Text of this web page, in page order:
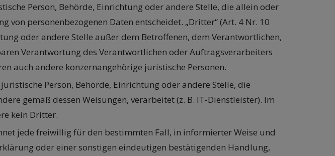
Person, Behörde, Einrichtung oder andere Stelle, die allein oder
personenbezogenen Daten entscheidet. „Dritter“ (Art. 4 Nr. 10
oder andere Stelle außer dem Betroffenen, dem Verantwortlichen,
Verantwortung des Verantwortlichen oder Auftragsverarbeiters
auch andere konzernangehörige juristische Personen.
Person, Behörde, Einrichtung oder andere Stelle, die
gemäß dessen Weisungen, verarbeitet (z. B. IT-Dienstleister). Im
kein Dritter.
jede freiwillig für den bestimmten Fall, in informierter Weise und
oder einer sonstigen eindeutigen bestätigenden Handlung,